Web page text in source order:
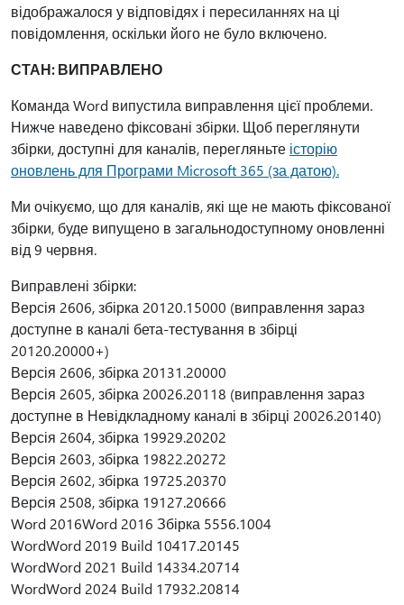
відображалося у відповідях і пересиланнях на ці
повідомлення, оскільки його не було включено.
СТАН: ВИПРАВЛЕНО
Команда Word випустила виправлення цієї проблеми.
Нижче наведено фіксовані збірки. Щоб переглянути
збірки, доступні для каналів, перегляньте історію
оновлень для Програми Microsoft 365 (за датою).
Ми очікуємо, що для каналів, які ще не мають фіксованої
збірки, буде випущено в загальнодоступному оновленні
від 9 червня.
Виправлені збірки:
Версія 2606, збірка 20120.15000 (виправлення зараз
доступне в каналі бета-тестування в збірці
20120.20000+)
Версія 2606, збірка 20131.20000
Версія 2605, збірка 20026.20118 (виправлення зараз
доступне в Невідкладному каналі в збірці 20026.20140)
Версія 2604, збірка 19929.20202
Версія 2603, збірка 19822.20272
Версія 2602, збірка 19725.20370
Версія 2508, збірка 19127.20666
Word 2016Word 2016 Збірка 5556.1004
WordWord 2019 Build 10417.20145
WordWord 2021 Build 14334.20714
WordWord 2024 Build 17932.20814